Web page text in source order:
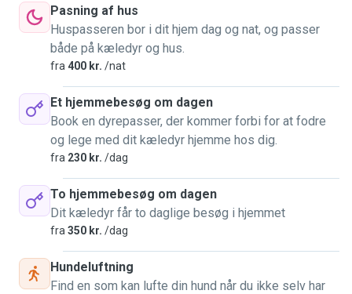
Pasning af hus
Huspasseren bor i dit hjem dag og nat, og passer
både på kæledyr og hus.
fra 400 kr. /nat
Et hjemmebesøg om dagen
Book en dyrepasser, der kommer forbi for at fodre
og lege med dit kæledyr hjemme hos dig.
fra 230 kr. /dag
To hjemmebesøg om dagen
Dit kæledyr får to daglige besøg i hjemmet
fra 350 kr. /dag
Hundeluftning
Find en som kan lufte din hund når du ikke selv har